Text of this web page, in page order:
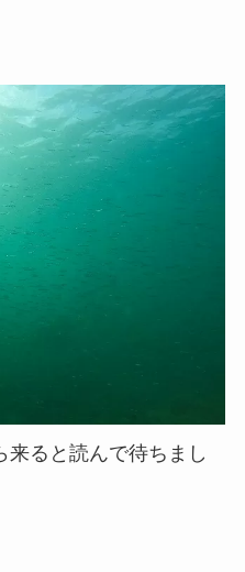
来ると読んで待ちまし